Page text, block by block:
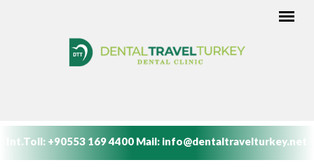
Int.Toll: +90553 169 4400 Mail: info@dentaltravelturkey.net